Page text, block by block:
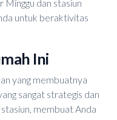
Minggu dan stasiun
untuk beraktivitas
Ini
yang membuatnya
sangat strategis dan
membuat Anda